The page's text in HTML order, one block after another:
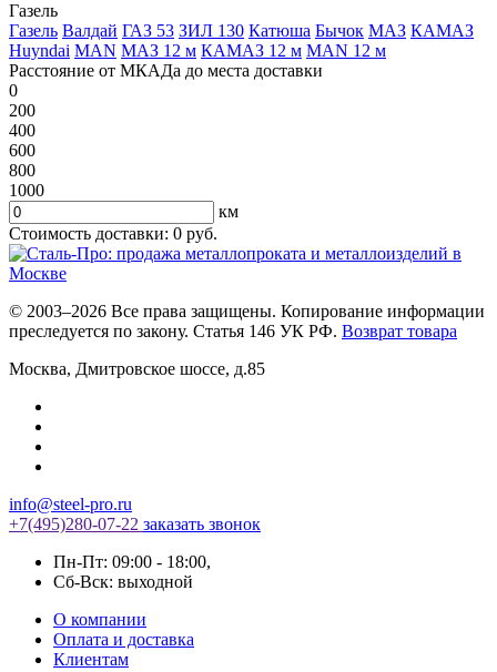
Газель
Газель Валдай ГАЗ 53 ЗИЛ 130 Катюша Бычок МАЗ КАМАЗ
Huyndai MAN МАЗ 12 м КАМАЗ 12 м MAN 12 м
Расстояние от МКАДа до места доставки
0
200
400
600
800
1000
км
Стоимость доставки: 0 руб.
© 2003–2026 Все права защищены. Копирование информации
преследуется по закону. Статья 146 УК РФ. Возврат товара
Москва, Дмитровское шоссе, д.85
info@steel-pro.ru
+7(495)280-07-22 заказать звонок
Пн-Пт: 09:00 - 18:00,
Cб-Вск: выходной
О компании
Оплата и доставка
Клиентам